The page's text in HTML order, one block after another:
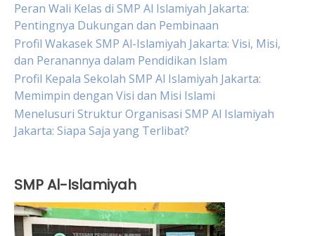
Peran Wali Kelas di SMP Al Islamiyah Jakarta:
Pentingnya Dukungan dan Pembinaan
Profil Wakasek SMP Al-Islamiyah Jakarta: Visi, Misi,
dan Peranannya dalam Pendidikan Islam
Profil Kepala Sekolah SMP Al Islamiyah Jakarta:
Memimpin dengan Visi dan Misi Islami
Menelusuri Struktur Organisasi SMP Al Islamiyah
Jakarta: Siapa Saja yang Terlibat?
SMP Al-Islamiyah